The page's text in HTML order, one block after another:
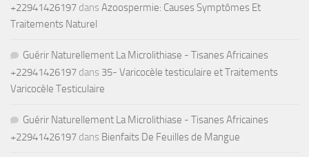
+22941426197 dans Azoospermie: Causes Symptômes Et
Traitements Naturel
Guérir Naturellement La Microlithiase - Tisanes Africaines
+22941426197 dans 35- Varicocèle testiculaire et Traitements
Varicocèle Testiculaire
Guérir Naturellement La Microlithiase - Tisanes Africaines
+22941426197 dans Bienfaits De Feuilles de Mangue